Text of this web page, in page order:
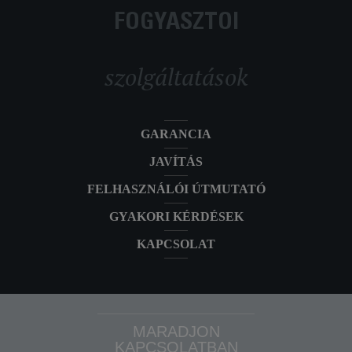
FOGYASZTÓI
szolgáltatások
GARANCIA
JAVÍTÁS
FELHASZNÁLÓI ÚTMUTATÓ
GYAKORI KÉRDÉSEK
KAPCSOLAT
MARADJON
KAPCSOLATBAN